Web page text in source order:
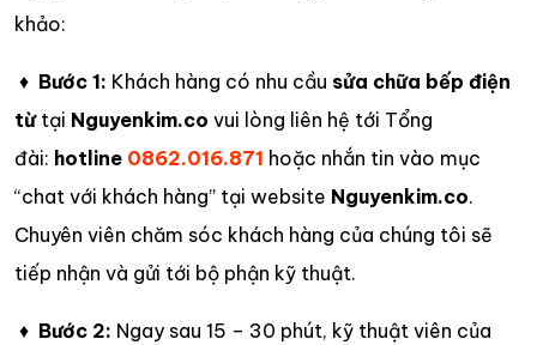
khảo:
♦ Bước 1: Khách hàng có nhu cầu sửa chữa bếp điện
từtại Nguyenkim.co vui lòng liên hệ tới Tổng
đài: hotline 0862.016.871 hoặc nhắn tin vào mục
“chat với khách hàng” tại website Nguyenkim.co.
Chuyên viên chăm sóc khách hàng của chúng tôi sẽ
tiếp nhận và gửi tới bộ phận kỹ thuật.
♦ Bước 2: Ngay sau 15 – 30 phút, kỹ thuật viên của